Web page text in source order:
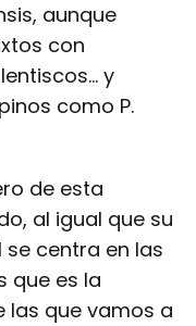
aunque
con
y
como P.
de esta
al igual que su
se centra en las
que es la
las que vamos a